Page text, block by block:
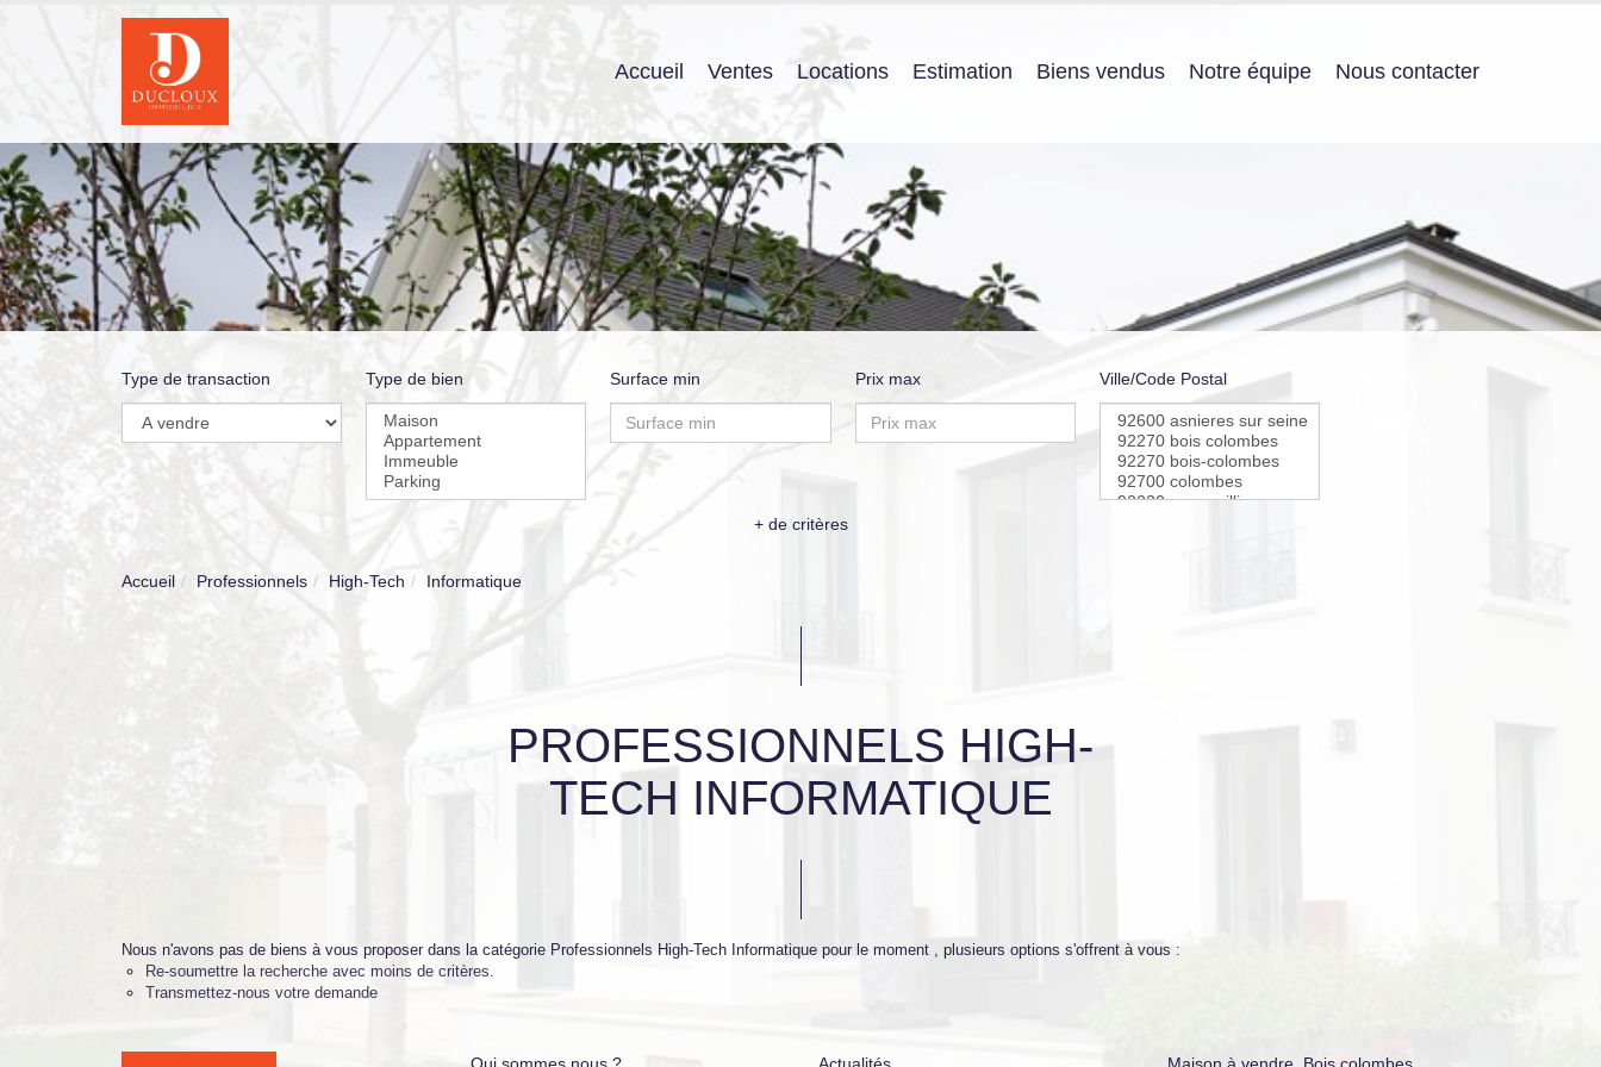
Accueil Ventes Locations Estimation Biens vendus Notre équipe Nous contacter
Type de transaction Type de bien Surface min Prix max Ville/Code Postal
+ de critères
Accueil Professionnels High-Tech Informatique
PROFESSIONNELS HIGH-
TECH INFORMATIQUE
Nous n'avons pas de biens à vous proposer dans la catégorie Professionnels High-Tech Informatique pour le moment , plusieurs options s'offrent à vous :
Re-soumettre la recherche avec moins de critères.
Transmettez-nous votre demande